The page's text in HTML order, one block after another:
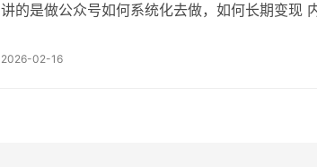
讲的是做公众号如何系统化去做，如何长期变现
众号IP基本认知1.2 我是如何起步的 (5个阶段故事
2026-02-16